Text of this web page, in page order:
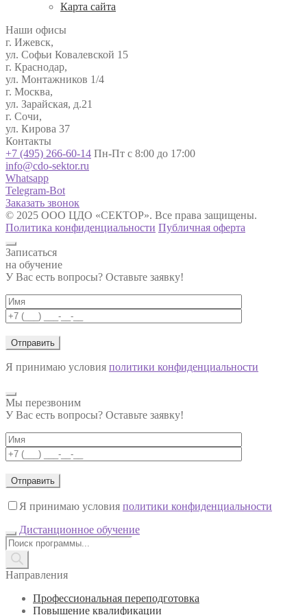
Карта сайта
Наши офисы
г. Ижевск,
ул. Софьи Ковалевской 15
г. Краснодар,
ул. Монтажников 1/4
г. Москва,
ул. Зарайская, д.21
г. Сочи,
ул. Кирова 37
Контакты
+7 (495) 266-60-14 Пн-Пт с 8:00 до 17:00
info@cdo-sektor.ru
Whatsapp
Telegram-Bot
Заказать звонок
© 2025 ООО ЦДО «СЕКТОР». Все права защищены.
Политика конфиденциальности Публичная оферта
Записаться
на обучение
У Вас есть вопросы? Оставьте заявку!
Я принимаю условия политики конфиденциальности
Мы перезвоним
У Вас есть вопросы? Оставьте заявку!
Я принимаю условия политики конфиденциальности
Дистанционное обучение
Поиск
товаров
Направления
Профессиональная переподготовка
Повышение квалификации